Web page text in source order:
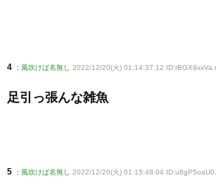
4 : 風吹けば名無し 2022/12/20(火) 01:14:37.12 ID:rBGX9xxVa
足引っ張んな雑魚
5 : 風吹けば名無し 2022/12/20(火) 01:15:48.04 ID:u8gP5oaU0